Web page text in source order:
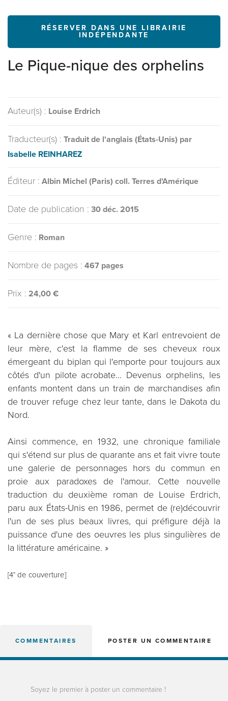
RÉSERVER DANS UNE LIBRAIRIE
INDÉPENDANTE
Le Pique-nique des orphelins
Auteur(s) : Louise Erdrich
Traducteur(s) : Traduit de l'anglais (États-Unis) par
Isabelle REINHAREZ
Éditeur : Albin Michel (Paris) coll. Terres d'Amérique
Date de publication : 30 déc. 2015
Genre : Roman
Nombre de pages : 467 pages
Prix : 24,00 €
« La dernière chose que Mary et Karl entrevoient de
leur mère, c'est la flamme de ses cheveux roux
émergeant du biplan qui l'emporte pour toujours aux
côtés d'un pilote acrobate... Devenus orphelins, les
enfants montent dans un train de marchandises afin
de trouver refuge chez leur tante, dans le Dakota du
Nord.
Ainsi commence, en 1932, une chronique familiale
qui s'étend sur plus de quarante ans et fait vivre toute
une galerie de personnages hors du commun en
proie aux paradoxes de l'amour. Cette nouvelle
traduction du deuxième roman de Louise Erdrich,
paru aux États-Unis en 1986, permet de (re)découvrir
l'un de ses plus beaux livres, qui préfigure déjà la
puissance d'une des oeuvres les plus singulières de
la littérature américaine. »
[4° de couverture]
COMMENTAIRES POSTER UN COMMENTAIRE
Soyez le premier à poster un commentaire !